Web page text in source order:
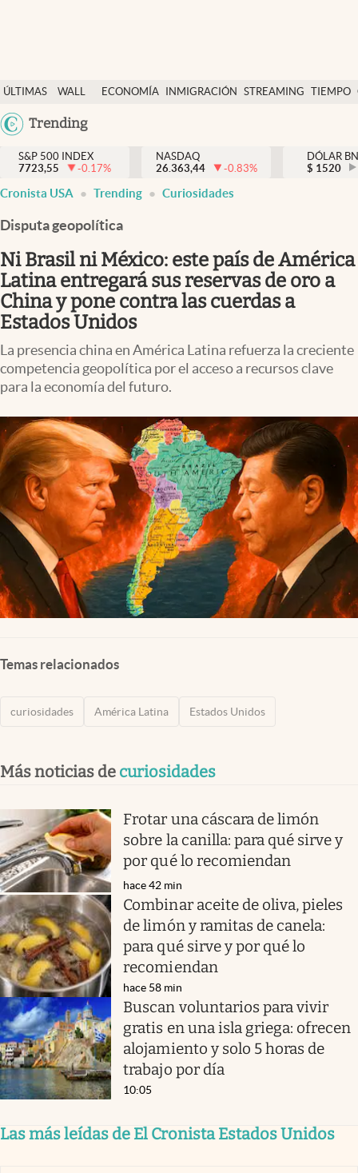
ÚLTIMAS
NOTICIAS
WALL
DÓLAR
ECONOMÍA INMIGRACIÓN STREAMING TIEMPO
México
Trending
Finanzas y economía
Wall Street y dólar
Inmigración
Espiritual
Streaming
Lifestyle
S&P 500 INDEX
7723,55
-0.17%
NASDAQ
26.363,44
-0.83%
DÓLAR
$ 1520
Cronista USA Trending Curiosidades
Disputa geopolítica
Ni Brasil ni México: este país de América
Latina entregará sus reservas de oro a
China y pone contra las cuerdas a
Estados Unidos
La presencia china en América Latina refuerza la creciente
competencia geopolítica por el acceso a recursos clave
para la economía del futuro.
Temas relacionados
curiosidades América Latina Estados Unidos
Más noticias de curiosidades
Frotar una cáscara de limón
sobre la canilla: para qué sirve y
por qué lo recomiendan
hace 42 min
Combinar aceite de oliva, pieles
de limón y ramitas de canela:
para qué sirve y por qué lo
recomiendan
hace 58 min
Buscan voluntarios para vivir
gratis en una isla griega: ofrecen
alojamiento y solo 5 horas de
trabajo por día
10:05
Las más leídas de El Cronista Estados Unidos